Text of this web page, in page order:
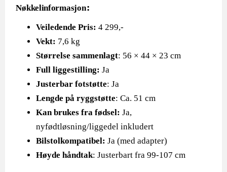
Nøkkelinformasjon:
Veiledende Pris:4 299,-
Vekt: 7,6 kg
Størrelse sammenlagt: 56 × 44 × 23 cm
Full liggestilling:Ja
Justerbar fotstøtte: Ja
Lengde på ryggstøtte: Ca. 51 cm
Kan brukes fra fødsel:Ja,
nyfødtløsning/liggedel inkludert
Bilstolkompatibel:Ja (med adapter)
Høyde håndtak: Justerbart fra 99-107 cm